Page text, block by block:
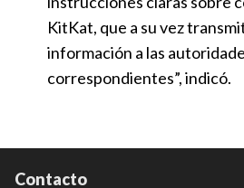
KitKat, que a su vez
información a las
correspondientes”, indicó.
Contacto